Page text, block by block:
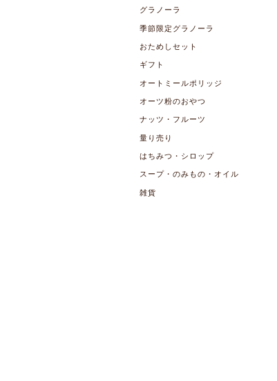
グラノーラ
季節限定グラノーラ
おためしセット
ギフト
オートミールポリッジ
オーツ粉のおやつ
ナッツ・フルーツ
量り売り
はちみつ・シロップ
スープ・のみもの・オイル
雑貨